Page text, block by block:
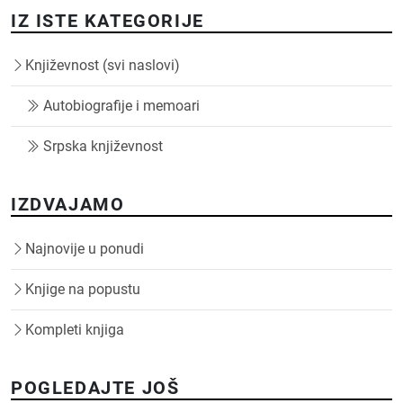
IZ ISTE KATEGORIJE
Književnost (svi naslovi)
Autobiografije i memoari
Srpska književnost
IZDVAJAMO
Najnovije u ponudi
Knjige na popustu
Kompleti knjiga
POGLEDAJTE JOŠ